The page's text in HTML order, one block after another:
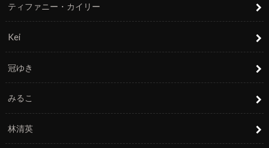
ティファニー・カイリー
Kei
冠ゆき
みるこ
林清英